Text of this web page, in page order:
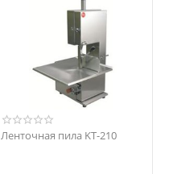
Ленточная пила KT-210